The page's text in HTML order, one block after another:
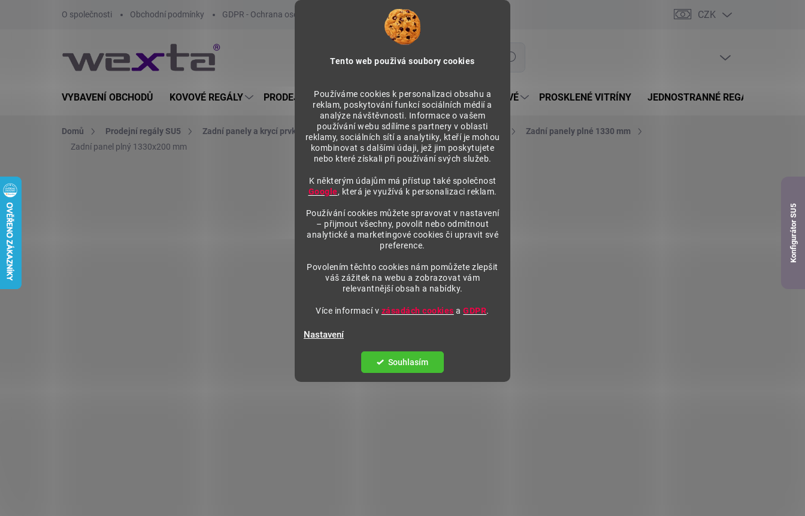
Tento web použivá soubory cookies
Používáme cookies k personalizaci obsahu a
reklam, poskytování funkcí sociálních médií a
analýze návštěvnosti. Informace o vašem
používání webu sdílíme s partnery v oblasti
reklamy, sociálních sítí a analytiky, kteří je mohou
kombinovat s dalšími údaji, jež jim poskytujete
nebo které získali při používání svých služeb.
K některým údajům má přístup také společnost
Google, která je využívá k personalizaci reklam.
Používání cookies můžete spravovat v nastavení
– přijmout všechny, povolit nebo odmítnout
analytické a marketingové cookies či upravit své
preference.
Povolením těchto cookies nám pomůžete zlepšit
váš zážitek na webu a zobrazovat vám
relevantnější obsah a nabídky.
Více informací v zásadách cookies aGDPR.
Nastavení
Souhlasím
O společnosti Obchodní podmínky GDPR - Ochrana osobních údajů Prohlášení o používání COOKIES CZK
Hledat
VYBAVENÍ OBCHODŮ KOVOVÉ REGÁLY PRODEJNÍ REGÁLY SU5 PULTY PRODEJNÍ SEKTOROVÉ PROSKLENÉ VITRÍNY JEDNOSTRANNÉ REGÁLY
Domů Prodejní regály SU5 Zadní panely a krycí prvky, závěsy do děrovaných panelů Zadní panely plné
Zadní panely plné 1330 mm
Zadní panel plný 1330x200 mm
Konfigurátor SU5